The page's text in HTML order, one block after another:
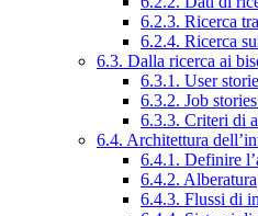
6.2.3. Ricerca
6.2.4. Ricerca
6.3. Dalla ricerca ai
6.3.1. User
6.3.2. Job
6.3.3. Criteri di
6.4. Architettura
6.4.1. Definire
6.4.2. Alberatura
6.4.3. Flussi di